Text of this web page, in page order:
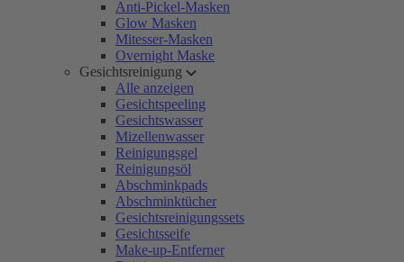
Anti-Pickel-Masken
Glow Masken
Mitesser-Masken
Overnight Maske
Gesichtsreinigung
Alle anzeigen
Gesichtspeeling
Gesichtswasser
Mizellenwasser
Reinigungsgel
Reinigungsöl
Abschminkpads
Abschminktücher
Gesichtsreinigungssets
Gesichtsseife
Make-up-Entferner